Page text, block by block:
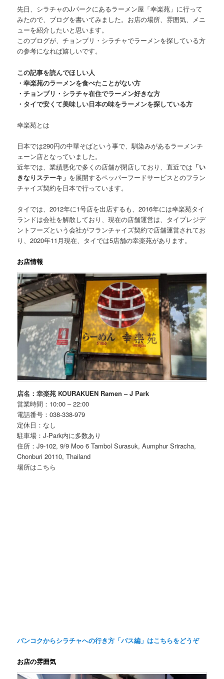
先日、 シラチャのJパークにあるラーメン屋「幸楽苑」 に行って
みたので、ブログを書いてみました。お店の場所、雰囲気、メニ
ューを紹介したいと思います。
このブログが、チョンブリ・シラチャでラーメンを探している方
の参考になれば嬉しいです。
この記事を読んでほしい人
・幸楽苑のラーメンを食べたことがない方
・チョンブリ・シラチャ在住でラーメン好きな方
・タイで安くて美味しい日本の味をラーメンを探している方
幸楽苑とは
日本では290円の中華そばという事で、馴染みがあるラーメンチ
ェーン店となっていました。
近年では、業績悪化で多くの店舗が閉店しており、直近では 「い
きなりステーキ」 を展開するペッパーフードサービスとのフラン
チャイズ契約を日本で行っています。
タイでは、2012年に1号店を出店するも、2016年には幸楽苑タイ
ランドは会社を解散しており、現在の店舗運営は、タイプレジデ
ントフーズという会社がフランチャイズ契約で店舗運営されてお
り、2020年11月現在、タイでは5店舗の幸楽苑があります。
お店情報
店名：幸楽苑 KOURAKUEN Ramen – J Park
営業時間：10:00 – 22:00
電話番号：038-338-979
定休日：なし
駐車場：J-Park内に多数あり
住所：J9-102, 9/9 Moo 6 Tambol Surasuk, Aumphur Sriracha,
Chonburi 20110, Thailand
場所はこちら
バンコクからシラチャへの行き方「バス編」はこちらをどうぞ
お店の雰囲気